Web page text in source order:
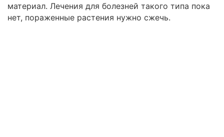
материал. Лечения для болезней такого типа пока
нет, пораженные растения нужно сжечь.